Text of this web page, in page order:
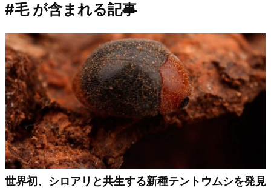
#毛 が含まれる記事
世界初、シロアリと共生する新種テントウムシを発見